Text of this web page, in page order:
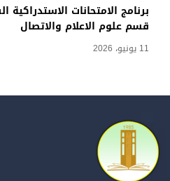
برنامج الامتحانات
قسم علوم الاعلام والاتصال
11 يونيو، 2026